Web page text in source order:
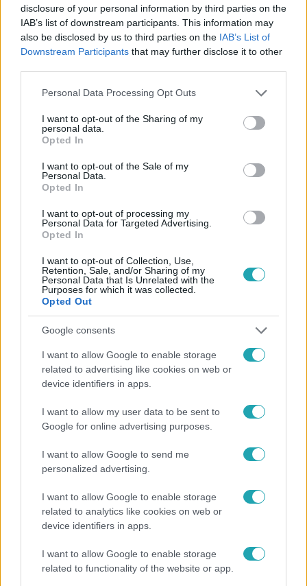
disclosure of your personal information by third parties on the
IAB’s list of downstream participants. This information may
also be disclosed by us to third parties on the IAB’s List of
Downstream Participants that may further disclose it to other
Please note that this website/app uses one or more Google
not limited to your visit or usage behaviour. You may click to
grant or deny consent to Google and its third-party tags to
use your data for below specified purposes in below Google
consent section.
Personal Data Processing Opt Outs
I want to opt-out of the Sharing of my
personal data.
Opted In
I want to opt-out of the Sale of my
Personal Data.
Opted In
I want to opt-out of processing my
Personal Data for Targeted Advertising.
Opted In
I want to opt-out of Collection, Use,
Retention, Sale, and/or Sharing of my
Personal Data that Is Unrelated with the
Purposes for which it was collected.
Opted Out
Google consents
I want to allow Google to enable storage
related to advertising like cookies on web or
device identifiers in apps.
I want to allow my user data to be sent to
Google for online advertising purposes.
I want to allow Google to send me
personalized advertising.
I want to allow Google to enable storage
related to analytics like cookies on web or
device identifiers in apps.
I want to allow Google to enable storage
related to functionality of the website or app.
Baleset-bűnügy
Vádemelés: húsklopfolóval verte, késekkel
szurkálta fitneszmodell feleségét, aki halottnak
Vádat emeltek a nyírteleki férfi ellen, aki különös
kegyetlenséggel akart végezni feleségével, amiért az
korábban elköltözött tőle.
2023. május 20. 16:38
csapódott autó, egyenesen egy másik sofőr elé
Frontálisan összeütközött két autó a Szabolcs megyei